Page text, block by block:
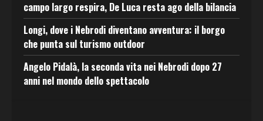
campo largo respira, De Luca resta ago della bilancia
Longi, dove i Nebrodi diventano avventura: il borgo
che punta sul turismo outdoor
Angelo Pidalà, la seconda vita nei Nebrodi dopo 27
anni nel mondo dello spettacolo